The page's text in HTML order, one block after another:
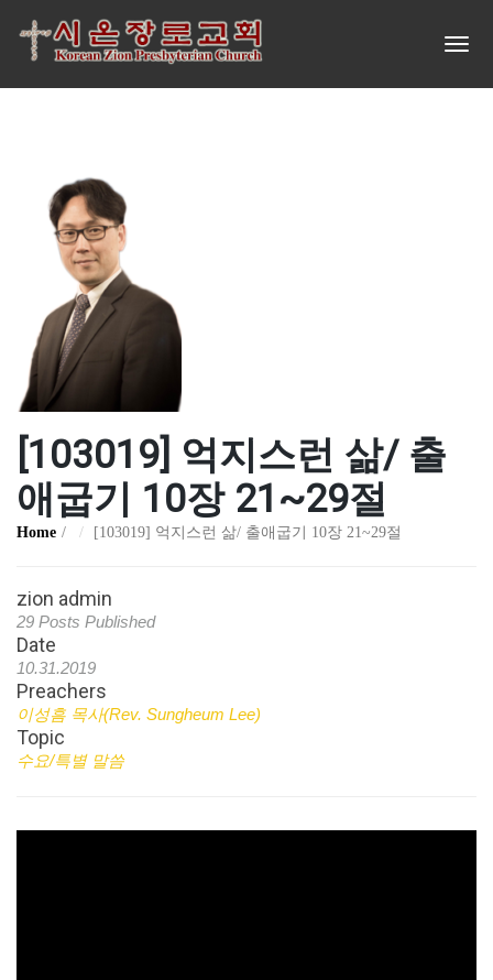
[103019] 억지스런 삶/ 출
애굽기 10장 21~29절
Home [103019] 억지스런 삶/ 출애굽기 10장 21~29절
zion admin
29 Posts Published
Date
10.31.2019
Preachers
이성흠 목사(Rev. Sungheum Lee)
Topic
수요/특별 말씀